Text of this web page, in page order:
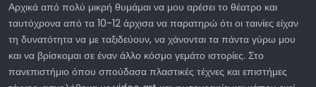
Αρχικά από πολύ μικρή θυμάμαι να μου αρέσει το θέατρο και
ταυτόχρονα από τα 10-12 άρχισα να παρατηρώ ότι οι ταινίες είχαν
τη δυνατότητα να με ταξιδεύουν, να χάνονται τα πάντα γύρω μου
και να βρίσκομαι σε έναν άλλο κόσμο γεμάτο ιστορίες. Στο
πανεπιστήμιο όπου σπούδασα πλαστικές τέχνες και επιστήμες